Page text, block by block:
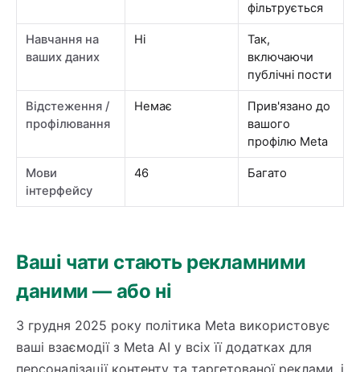
фільтрується
Навчання на
ваших даних
Ні
Так,
включаючи
публічні пости
Відстеження /
профілювання
Немає
Прив'язано до
вашого
профілю Meta
Мови
інтерфейсу
46 Багато
Ваші чати стають рекламними
даними — або ні
З грудня 2025 року політика Meta використовує
ваші взаємодії з Meta AI у всіх її додатках для